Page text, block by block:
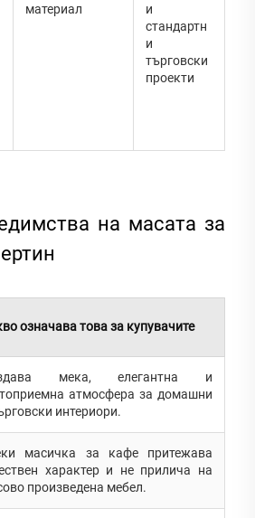
материал
и
стандартн
и
търговски
проекти
на масата за
означава това за купувачите
мека, елегантна и
атмосфера за домашни
интериори.
масичка за кафе притежава
характер и не прилича на
произведена мебел.